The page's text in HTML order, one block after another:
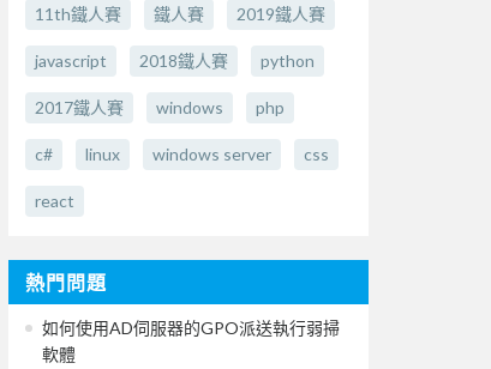
11th鐵人賽 鐵人賽 2019鐵人賽
javascript 2018鐵人賽 python
2017鐵人賽 windows php
c# linux windows server css
react
熱門問題
如何使用AD伺服器的GPO派送執行弱掃
軟體